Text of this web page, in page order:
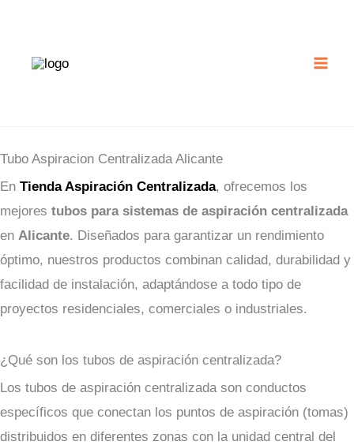
contenido
Tubo Aspiracion Centralizada Alicante
En Tienda Aspiración Centralizada, ofrecemos los
mejores tubos para sistemas de aspiración centralizada
en Alicante. Diseñados para garantizar un rendimiento
óptimo, nuestros productos combinan calidad, durabilidad y
facilidad de instalación, adaptándose a todo tipo de
proyectos residenciales, comerciales o industriales.
¿Qué son los tubos de aspiración centralizada?
Los tubos de aspiración centralizada son conductos
específicos que conectan los puntos de aspiración (tomas)
distribuidos en diferentes zonas con la unidad central del